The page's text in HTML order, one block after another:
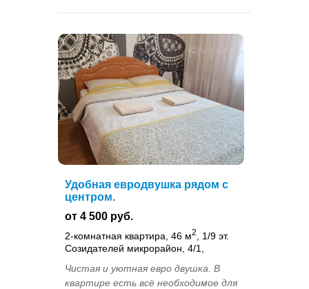
Удобная евродвушка рядом с
центром.
от 4 500 руб.
2-комнатная квартира, 46 м2
, 1/9 эт.
Созидателей микрорайон, 4/1,
Чистая и уютная евро двушка. В
квартире есть всё необходимое для